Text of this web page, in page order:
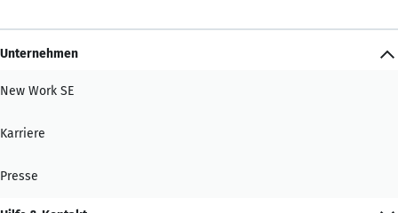
Unternehmen
New Work SE
Karriere
Presse